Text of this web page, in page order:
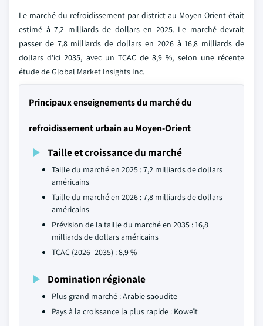
Le marché du refroidissement par district au Moyen-Orient était
estimé à 7,2 milliards de dollars en 2025. Le marché devrait
passer de 7,8 milliards de dollars en 2026 à 16,8 milliards de
dollars d'ici 2035, avec un TCAC de 8,9 %, selon une récente
étude de Global Market Insights Inc.
Principaux enseignements du marché du
refroidissement urbain au Moyen-Orient
Taille et croissance du marché
Taille du marché en 2025 : 7,2 milliards de dollars
américains
Taille du marché en 2026 : 7,8 milliards de dollars
américains
Prévision de la taille du marché en 2035 : 16,8
milliards de dollars américains
TCAC (2026–2035) : 8,9 %
Domination régionale
Plus grand marché : Arabie saoudite
Pays à la croissance la plus rapide : Koweït